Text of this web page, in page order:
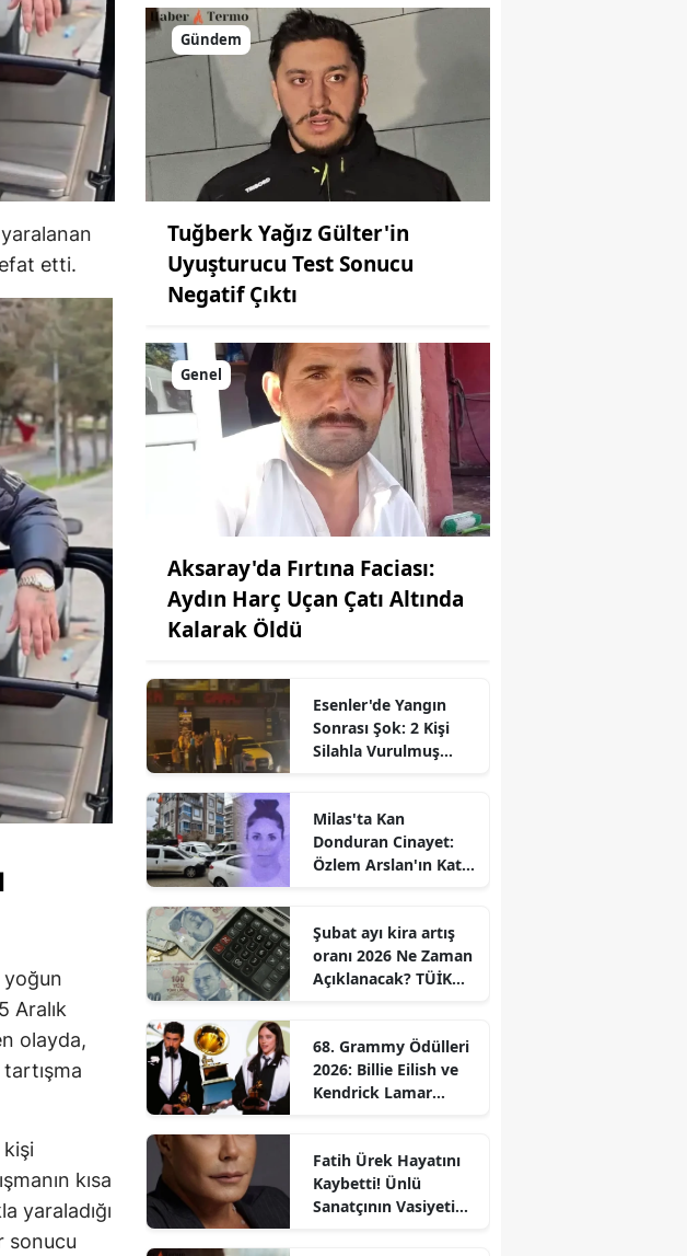
etti.
yoğun
Aralık
olayda,
kişi
kısa
yaraladığı
sonucu
Gündem
Tuğberk Yağız Gülter'in
Uyuşturucu Test Sonucu
Negatif Çıktı
Genel
Aksaray'da Fırtına Faciası:
Aydın Harç Uçan Çatı Altında
Kalarak Öldü
Esenler'de Yangın
Sonrası Şok: 2 Kişi
Silahla Vurulmuş
Milas'ta Kan
Donduran Cinayet:
Özlem Arslan'ın Katili
Şubat ayı kira artış
oranı 2026 Ne Zaman
Açıklanacak? TÜİK
68. Grammy Ödülleri
2026: Billie Eilish ve
Kendrick Lamar
Fatih Ürek Hayatını
Kaybetti! Ünlü
Sanatçının Vasiyeti